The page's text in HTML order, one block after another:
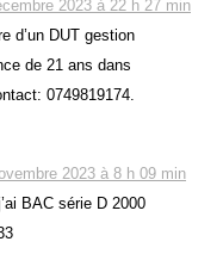
2023 à 22 h 27 min
d’un DUT gestion
de 21 ans dans
0749819174.
2023 à 8 h 09 min
BAC série D 2000